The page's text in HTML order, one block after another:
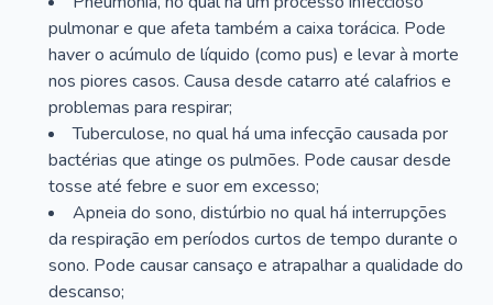
pulmonar e que afeta também a caixa torácica. Pode
haver o acúmulo de líquido (como pus) e levar à morte
nos piores casos. Causa desde catarro até calafrios e
problemas para respirar;
Tuberculose, no qual há uma infecção causada por
bactérias que atinge os pulmões. Pode causar desde
tosse até febre e suor em excesso;
Apneia do sono, distúrbio no qual há interrupções
da respiração em períodos curtos de tempo durante o
sono. Pode causar cansaço e atrapalhar a qualidade do
descanso;